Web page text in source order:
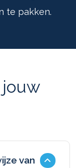
te pakken.
van